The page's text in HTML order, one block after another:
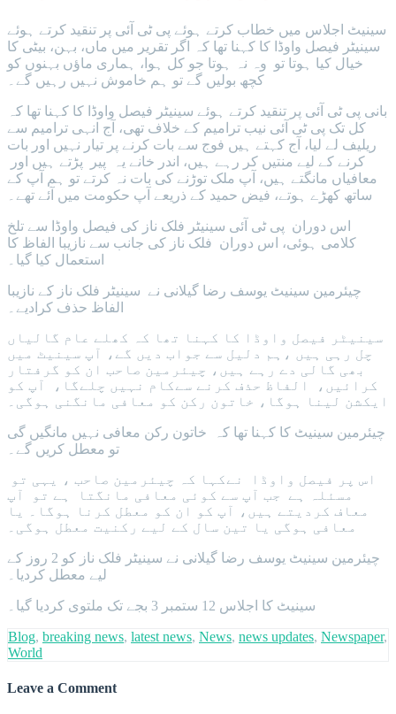
سینیٹ اجلاس میں خطاب کرتے ہوئے پی ٹی آئی پر تنقید کرتے ہوئے
سینیٹر فیصل واوڈا کا کہنا تھا کہ اگر تقریر میں ماں، بہن، بیٹی کا
خیال کیا ہوتا تو وہ نہ ہوتا جو کل ہوا، ہماری ماؤں بہنوں کو
کچھ بولیں گے تو ہم خاموش نہیں رہیں گے۔
بانی پی ٹی آئی پر تنقید کرتے ہوئے سینیٹر فیصل واوڈا کا کہنا تھا کہ
کل تک پی ٹی آئی نیب ترامیم کے خلاف تھی، آج انہی ترامیم سے
ریلیف لے لیا، آج کہتے ہیں فوج سے بات کرنے پر تیار نہیں اور بات
کرنے کے لیے منتیں کر رہے ہیں، اندر خانے یہ پیر پڑتے ہیں اور
معافیاں مانگتے ہیں، آپ ملک توڑنے کی بات نہ کرتے تو ہم آپ کے
ساتھ کھڑے ہوتے، فیض حمید کے ذریعے آپ حکومت میں آئے تھے۔
اس دوران پی ٹی آئی سینیٹر فلک ناز کی فیصل واوڈا سے تلخ
کلامی ہوئی، اس دوران فلک ناز کی جانب سے نازیبا الفاظ کا
استعمال کیا گیا۔
چیئرمین سینیٹ یوسف رضا گیلانی نے سینیٹر فلک ناز کے نازیبا
الفاظ حذف کرادیے۔
سینیٹر فیصل واوڈا کا کہنا تھا کہ کھلے عام گالیاں
چل رہی ہیں ،ہم دلیل سے جواب دیں گے، آپ سینیٹ میں
بھی گالی دے رہے ہیں، چیئرمین صاحب ان کو گرفتار
کرائیں، الفاظ حذف کرنے سےکام نہیں چلےگا، آپ کو
ایکشن لینا ہوگا، خاتون رکن کو معافی مانگنی ہوگی۔
چیئرمین سینیٹ کا کہنا تھا کہ خاتون رکن معافی نہیں مانگیں گی
تو معطل کریں گے۔
مسئلہ ہے جب آپ سے کوئی معافی مانگتا ہے تو آپ
معاف کردیتے ہیں، آپ کو ان کو معطل کرنا ہوگا۔ یا
معافی ہوگی یا تین سال کے لیے رکنیت معطل ہوگی۔
چیئرمین سینیٹ یوسف رضا گیلانی نے سینیٹر فلک ناز کو 2 روز کے
لیے معطل کردیا۔
سینیٹ کا اجلاس 12 ستمبر 3 بجے تک ملتوی کردیا گیا۔
Blog, breaking news, latest news, News, news updates, Newspaper,
World
Leave a Comment